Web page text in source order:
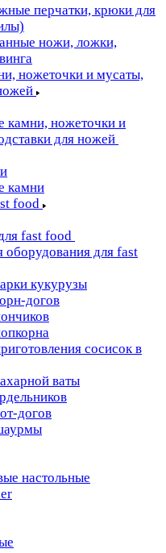
перчатки, крюки для
ножи, ложки,
ножеточки и мусаты,
камни, ножеточки и
для ножей
камни
food
fast food
оборудования для fast
кукурузы
догов
сосисок в
ваты
догов
настольные